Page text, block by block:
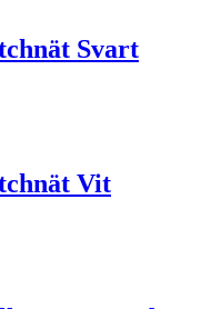
Svart
Vit